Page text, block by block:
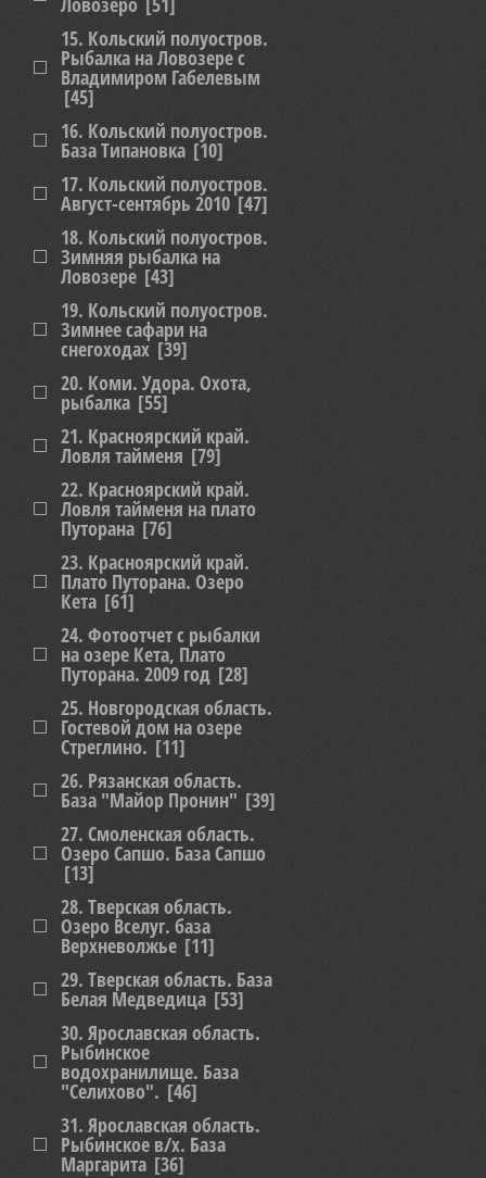
15. Кольский полуостров.
Рыбалка на Ловозере с
Владимиром Габелевым
[45]
16. Кольский полуостров.
База Типановка [10]
17. Кольский полуостров.
Август-сентябрь 2010 [47]
18. Кольский полуостров.
Зимняя рыбалка на
Ловозере [43]
19. Кольский полуостров.
Зимнее сафари на
снегоходах [39]
20. Коми. Удора. Охота,
рыбалка [55]
21. Красноярский край.
Ловля тайменя [79]
22. Красноярский край.
Ловля тайменя на плато
Путорана [76]
23. Красноярский край.
Плато Путорана. Озеро
Кета [61]
24. Фотоотчет с рыбалки
на озере Кета, Плато
Путорана. 2009 год [28]
25. Новгородская область.
Гостевой дом на озере
Стреглино. [11]
26. Рязанская область.
База "Майор Пронин" [39]
27. Смоленская область.
Озеро Сапшо. База Сапшо
[13]
28. Тверская область.
Озеро Вселуг. база
Верхневолжье [11]
29. Тверская область. База
Белая Медведица [53]
30. Ярославская область.
Рыбинское
водохранилище. База
"Селихово". [46]
31. Ярославская область.
Рыбинское в/х. База
Маргарита [36]